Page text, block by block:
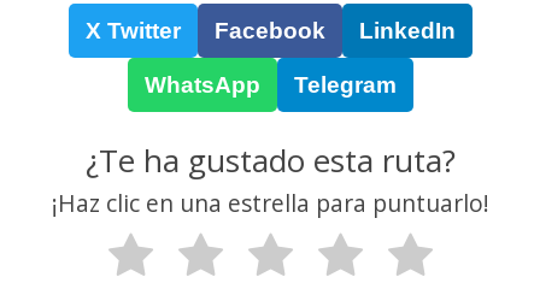
X Twitter Facebook LinkedIn
WhatsApp Telegram
¿Te ha gustado esta ruta?
¡Haz clic en una estrella para puntuarlo!